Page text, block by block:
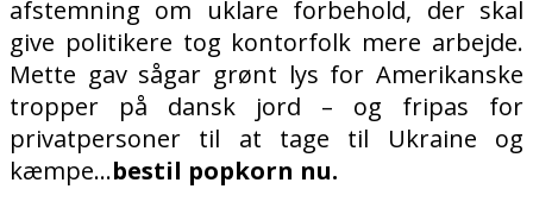
afstemning om uklare forbehold, der skal
give politikere tog kontorfolk mere arbejde.
Mette gav sågar grønt lys for Amerikanske
tropper på dansk jord – og fripas for
privatpersoner til at tage til Ukraine og
kæmpe…bestil popkorn nu.